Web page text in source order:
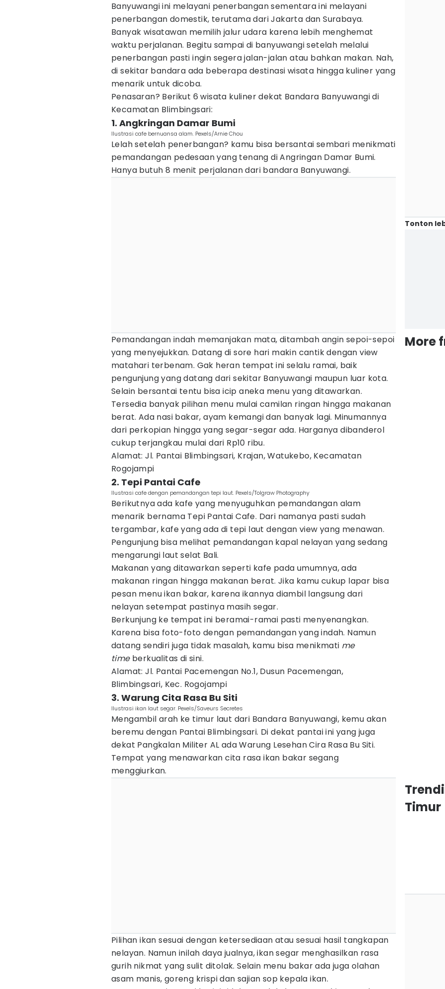
Banyuwangi ini melayani penerbangan sementara ini melayani
penerbangan domestik, terutama dari Jakarta dan Surabaya.
Banyak wisatawan memilih jalur udara karena lebih menghemat
waktu perjalanan. Begitu sampai di banyuwangi setelah melalui
penerbangan pasti ingin segera jalan-jalan atau bahkan makan. Nah,
di sekitar bandara ada beberapa destinasi wisata hingga kuliner yang
menarik untuk dicoba.
Penasaran? Berikut 6 wisata kuliner dekat Bandara Banyuwangi di
Kecamatan Blimbingsari:
1. Angkringan Damar Bumi
Ilustrasi cafe bernuansa alam. Pexels/Arnie Chou
Lelah setelah penerbangan? kamu bisa bersantai sembari menikmati
pemandangan pedesaan yang tenang di Angringan Damar Bumi.
Hanya butuh 8 menit perjalanan dari bandara Banyuwangi.
Pemandangan indah memanjakan mata, ditambah angin sepoi-sepoi
yang menyejukkan. Datang di sore hari makin cantik dengan view
matahari terbenam. Gak heran tempat ini selalu ramai, baik
pengunjung yang datang dari sekitar Banyuwangi maupun luar kota.
Selain bersantai tentu bisa icip aneka menu yang ditawarkan.
Tersedia banyak pilihan menu mulai camilan ringan hingga makanan
berat. Ada nasi bakar, ayam kemangi dan banyak lagi. Minumannya
dari perkopian hingga yang segar-segar ada. Harganya dibanderol
cukup terjangkau mulai dari Rp10 ribu.
Alamat: Jl. Pantai Blimbingsari, Krajan, Watukebo, Kecamatan
Rogojampi
2. Tepi Pantai Cafe
Ilustrasi cafe dengan pemandangan tepi laut. Pexels/Tolgraw Photography
Berikutnya ada kafe yang menyuguhkan pemandangan alam
menarik bernama Tepi Pantai Cafe. Dari namanya pasti sudah
tergambar, kafe yang ada di tepi laut dengan view yang menawan.
Pengunjung bisa melihat pemandangan kapal nelayan yang sedang
mengarungi laut selat Bali.
Makanan yang ditawarkan seperti kafe pada umumnya, ada
makanan ringan hingga makanan berat. Jika kamu cukup lapar bisa
pesan menu ikan bakar, karena ikannya diambil langsung dari
nelayan setempat pastinya masih segar.
Berkunjung ke tempat ini beramai-ramai pasti menyenangkan.
Karena bisa foto-foto dengan pemandangan yang indah. Namun
datang sendiri juga tidak masalah, kamu bisa menikmati me
time berkualitas di sini.
Alamat: Jl. Pantai Pacemengan No.1, Dusun Pacemengan,
Blimbingsari, Kec. Rogojampi
3. Warung Cita Rasa Bu Siti
Ilustrasi ikan laut segar. Pexels/Saveurs Secretes
Mengambil arah ke timur laut dari Bandara Banyuwangi, kemu akan
beremu dengan Pantai Blimbingsari. Di dekat pantai ini yang juga
dekat Pangkalan Militer AL ada Warung Lesehan Cira Rasa Bu Siti.
Tempat yang menawarkan cita rasa ikan bakar segang
menggiurkan.
Pilihan ikan sesuai dengan ketersediaan atau sesuai hasil tangkapan
nelayan. Namun inilah daya jualnya, ikan segar menghasilkan rasa
gurih nikmat yang sulit ditolak. Selain menu bakar ada juga olahan
asam manis, goreng krispi dan sajian sop kepala ikan.
Tonton
More
Timur